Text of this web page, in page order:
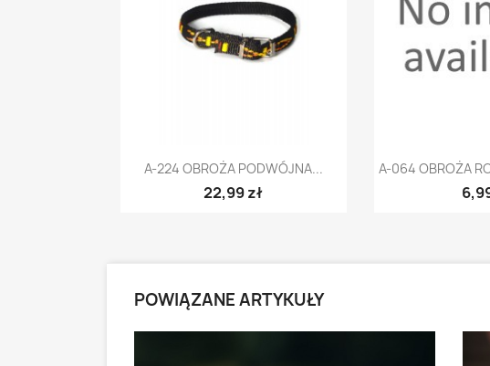
Szybki podgląd
A-224 OBROŻA PODWÓJNA...
22,99 zł

A-064 OBROŻA
POWIĄZANE ARTYKUŁY